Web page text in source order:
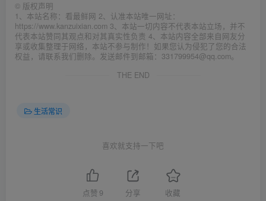
© 版权声明
1、本站名称：看最鲜网 2、认准本站唯一网址：
https://www.kanzuixian.com 3、本站一切内容不代表本站立场，并不
代表本站赞同其观点和对其真实性负责 4、本站内容全部来自网友分
享或收集整理于网络，本站不参与制作！如果您认为侵犯了您的合法
权益，请联系我们删除。发送邮件到邮箱：331799954@qq.com。
THE END
生活常识
喜欢就支持一下吧
点赞 9 分享 收藏